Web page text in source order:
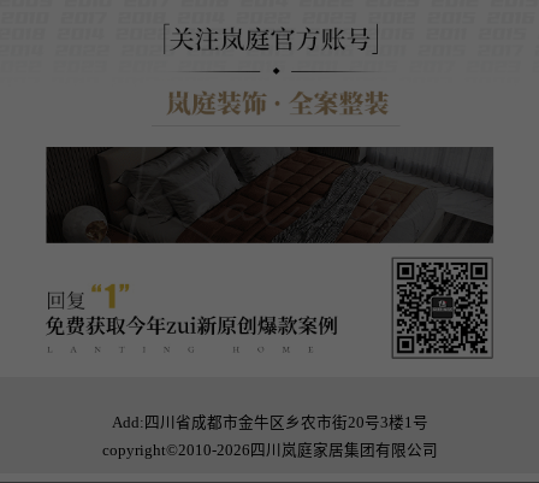
Add:四川省成都市金牛区乡农市街20号3楼1号
copyright©2010-2026四川岚庭家居集团有限公司